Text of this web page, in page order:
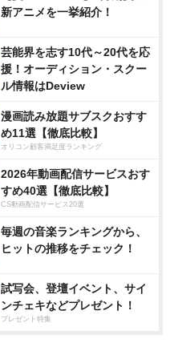
新アニメを一挙紹介！
芸能界を志す10代～20代を応
援！オーディション・スクー
ル情報はDeview
漫画読み放題サブスクおすす
め11選【徹底比較】
オリコン顧客満足度ランキング
2026年動画配信サービスおす
すめ40選【徹底比較】
CS動画配信サービス20選
毎週の音楽ランキングから、
ヒットの推移をチェック！
試写会、登壇イベント、サイ
ンチェキなどプレゼント！
プレゼント特集